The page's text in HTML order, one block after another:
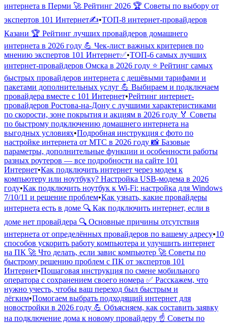
интернета в Перми 🚀 Рейтинг 2026 🏆 Советы по выбору от
экспертов 101 Интернет✍•ТОП-8 интернет-провайдеров
Казани 🏆 Рейтинг лучших провайдеров домашнего
интернета в 2026 году 💪 Чек-лист важных критериев по
мнению экспертов 101 Интернет✅•ТОП-6 самых лучших
интернет-провайдеров Омска в 2026 году ⭐️ Рейтинг самых
быстрых провайдеров интернета с дешёвыми тарифами и
пакетами дополнительных услуг 💪 Выбираем и подключаем
провайдера вместе с 101 Интернет•Рейтинг интернет-
провайдеров Ростова-на-Дону с лучшими характеристиками
по скорости, зоне покрытия и акциям в 2026 году 🏅 Советы
по быстрому подключению домашнего интернета на
выгодных условиях•Подробная инструкция с фото по
настройке интернета от МТС в 2026 году 📸 Базовые
параметры, дополнительные функции и особенности работы
разных роутеров — все подробности на сайте 101
Интернет•Как подключить интернет через модем к
компьютеру или ноутбуку? Настройка USB-модема в 2026
году•Как подключить ноутбук к Wi-Fi: настройка для Windows
7/10/11 и решение проблем•Как узнать, какие провайдеры
интернета есть в доме 🔍 Как подключить интернет, если в
доме нет провайдера 🔍 Основные причины отсутствия
интернета от определённых провайдеров по вашему адресу•10
способов ускорить работу компьютера и улучшить интернет
на ПК 🚀 Что делать, если завис компьютер 🚀 Советы по
быстрому решению проблем с ПК от экспертов 101
Интернет•Пошаговая инструкция по смене мобильного
оператора с сохранением своего номера ✅ Расскажем, что
нужно учесть, чтобы ваш переход был быстрым и
лёгким•Помогаем выбрать подходящий интернет для
новостройки в 2026 году 💪 Объясняем, как составить заявку
на подключение дома к новому провайдеру ☝️ Советы по